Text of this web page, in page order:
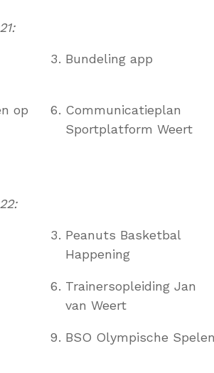
Bundeling app
op
Communicatieplan
Sportplatform Weert
Peanuts Basketbal
Happening
Trainersopleiding Jan
van Weert
BSO Olympische Spelen